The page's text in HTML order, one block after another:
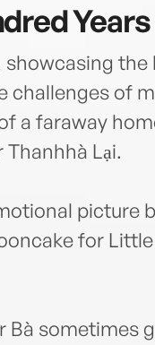
challenges of
a faraway
Lại.
picture
for
Bà sometimes